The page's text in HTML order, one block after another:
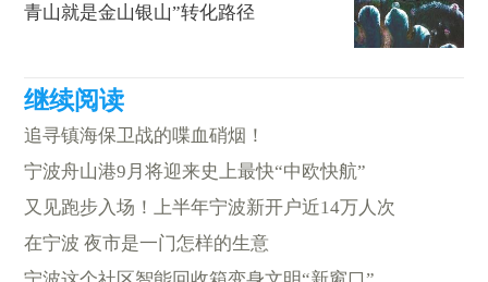
青山就是金山银山”转化路径
追寻镇海保卫战的喋血硝烟！
宁波舟山港9月将迎来史上最快“中欧快航”
又见跑步入场！上半年宁波新开户近14万人次
在宁波 夜市是一门怎样的生意